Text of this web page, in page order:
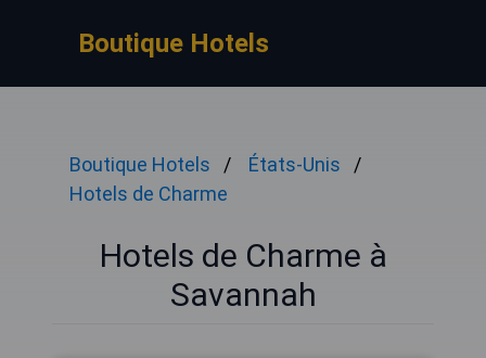
Boutique Hotels
Boutique Hotels
États-Unis
Hotels de Charme
Hotels de Charme à
Savannah